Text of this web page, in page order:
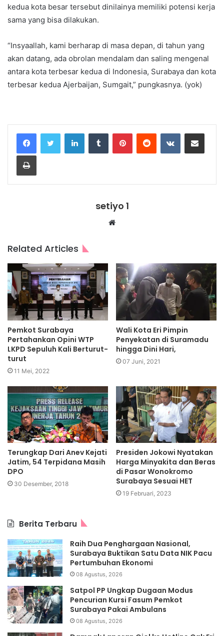
kedua kota besar tersebut dinilainya memiliki potensi kerja
sama yang bisa dilakukan.
“Insyaallah, kami berharap di masa depan, di tahun yang
akan datang, ada obrolan mendalam dan saling mengenal
antara kota terbesar kedua di Indonesia, Surabaya dan kota
terbesar kedua Ajerbaijan, Sumgait,” pungkasnya. (yok)
LinkedInTumblr PinterestReddit VKontakteShare via Email
Print
setiyo 1
Website
Related Articles
Pemkot Surabaya
Pertahankan Opini WTP
LKPD Sepuluh Kali Berturut-
turut
11 Mei, 2022
Wali Kota Eri Pimpin
Penyekatan di Suramadu
hingga Dini Hari,
07 Juni, 2021
Terungkap Dari Anev Kejati
Jatim, 54 Terpidana Masih
DPO
30 Desember, 2018
Presiden Jokowi Nyatakan
Harga Minyakita dan Beras
di Pasar Wonokromo
Surabaya Sesuai HET
19 Februari, 2023
Berita Terbaru
Raih Dua Penghargaan Nasional,
Surabaya Buktikan Satu Data NIK Pacu
Pertumbuhan Ekonomi
08 Agustus, 2026
Satpol PP Ungkap Dugaan Modus
Pencurian Kursi Fasum Pemkot
Surabaya Pakai Ambulans
08 Agustus, 2026